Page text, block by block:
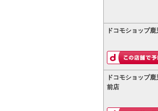
ドコモショップ
ドコモショップ
前店